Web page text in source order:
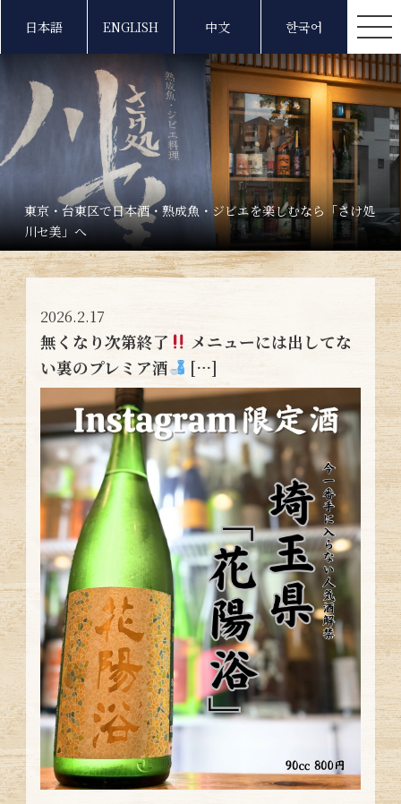
日本語 ENGLISH 中文 한국어
東京・台東区で日本酒・熟成魚・ジビエを楽しむなら「さけ処
川セ美」へ
2026.2.17
無くなり次第終了
メニューには出してな
い裏のプレミア酒
[…]